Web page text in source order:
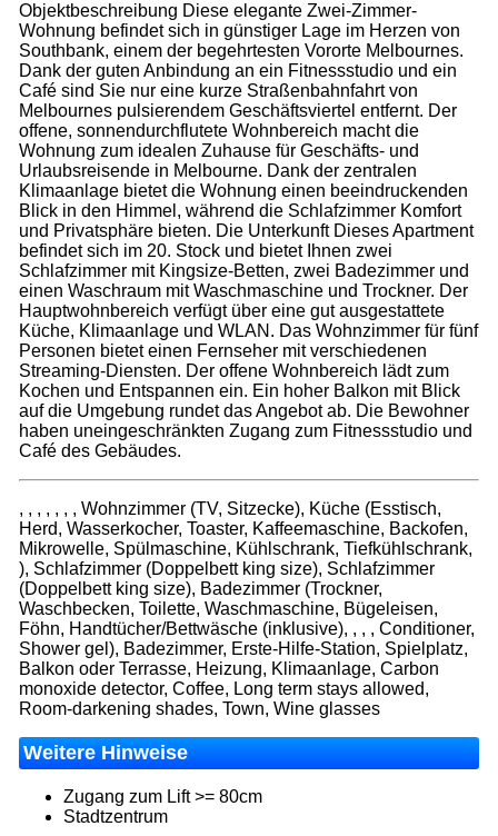
Objektbeschreibung Diese elegante Zwei-Zimmer-
Wohnung befindet sich in günstiger Lage im Herzen von
Southbank, einem der begehrtesten Vororte Melbournes.
Dank der guten Anbindung an ein Fitnessstudio und ein
Café sind Sie nur eine kurze Straßenbahnfahrt von
Melbournes pulsierendem Geschäftsviertel entfernt. Der
offene, sonnendurchflutete Wohnbereich macht die
Wohnung zum idealen Zuhause für Geschäfts- und
Urlaubsreisende in Melbourne. Dank der zentralen
Klimaanlage bietet die Wohnung einen beeindruckenden
Blick in den Himmel, während die Schlafzimmer Komfort
und Privatsphäre bieten. Die Unterkunft Dieses Apartment
befindet sich im 20. Stock und bietet Ihnen zwei
Schlafzimmer mit Kingsize-Betten, zwei Badezimmer und
einen Waschraum mit Waschmaschine und Trockner. Der
Hauptwohnbereich verfügt über eine gut ausgestattete
Küche, Klimaanlage und WLAN. Das Wohnzimmer für fünf
Personen bietet einen Fernseher mit verschiedenen
Streaming-Diensten. Der offene Wohnbereich lädt zum
Kochen und Entspannen ein. Ein hoher Balkon mit Blick
auf die Umgebung rundet das Angebot ab. Die Bewohner
haben uneingeschränkten Zugang zum Fitnessstudio und
Café des Gebäudes.
, , , , , , , Wohnzimmer (TV, Sitzecke), Küche (Esstisch,
Herd, Wasserkocher, Toaster, Kaffeemaschine, Backofen,
Mikrowelle, Spülmaschine, Kühlschrank, Tiefkühlschrank,
), Schlafzimmer (Doppelbett king size), Schlafzimmer
(Doppelbett king size), Badezimmer (Trockner,
Waschbecken, Toilette, Waschmaschine, Bügeleisen,
Föhn, Handtücher/Bettwäsche (inklusive), , , , Conditioner,
Shower gel), Badezimmer, Erste-Hilfe-Station, Spielplatz,
Balkon oder Terrasse, Heizung, Klimaanlage, Carbon
monoxide detector, Coffee, Long term stays allowed,
Room-darkening shades, Town, Wine glasses
Weitere Hinweise
Zugang zum Lift >= 80cm
Stadtzentrum